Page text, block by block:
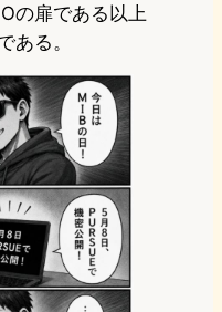
の扉である以上
ある。